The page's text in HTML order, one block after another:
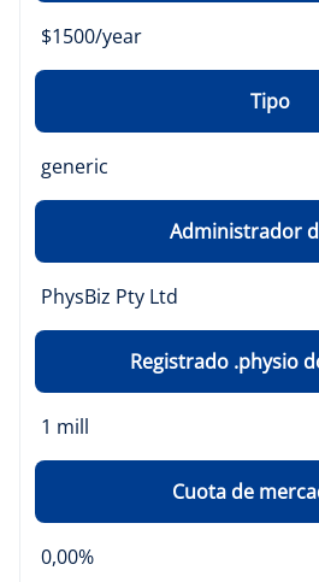
$1500/year
Tipo
generic
Administrador
PhysBiz Pty Ltd
Registrado .physio
1 mill
Cuota de
0,00%